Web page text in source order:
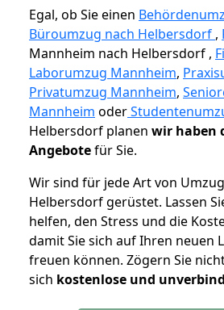
Egal, ob Sie einen
Büroumzug nach Helbersdorf ,
Mannheim nach Helbersdorf ,
Laborumzug Mannheim,
Privatumzug Mannheim,
Mannheim oder
Helbersdorf planen wir haben
Angebotefür Sie.
Wir sind für jede Art von
Helbersdorf gerüstet. Lassen
helfen, den Stress und die
damit Sie sich auf Ihren neuen
freuen können. Zögern Sie
sich kostenlose und